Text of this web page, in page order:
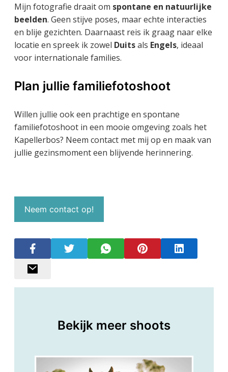
Mijn fotografie draait om spontane en natuurlijke
beelden. Geen stijve poses, maar echte interacties
en blije gezichten. Daarnaast reis ik graag naar elke
locatie en spreek ik zowel Duitsals Engels, ideaal
voor internationale families.
Plan jullie familiefotoshoot
Willen jullie ook een prachtige en spontane
familiefotoshoot in een mooie omgeving zoals het
Kapellerbos? Neem contact met mij op en maak van
jullie gezinsmoment een blijvende herinnering.
Neem contact op!
Bekijk meer shoots